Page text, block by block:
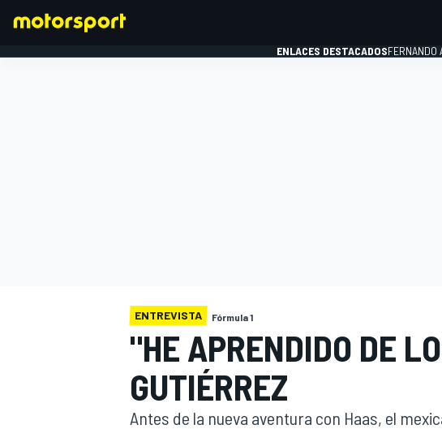
ENLACES DESTACADOSFERNANDO
ENTREVISTA Fórmula 1
"HE APRENDIDO DE
GUTIÉRREZ
Antes de la nueva aventura con Haas, el